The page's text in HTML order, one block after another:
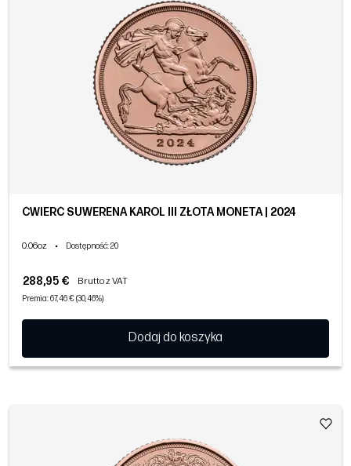
ĆWIERĆ SUWERENA KAROL III ZŁOTA MONETA | 2024
0.06oz • Dostępność: 20
288,95 € Brutto z VAT
Premia: 67,46 € (30,46%)
Dodaj do koszyka